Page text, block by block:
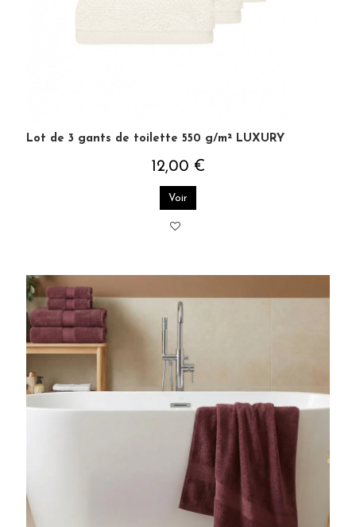
Lot de 3 gants de toilette 550 g/m² LUXURY
12,00 €
Voir